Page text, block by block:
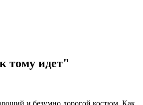
тому идет"
и безумно дорогой костюм. Как